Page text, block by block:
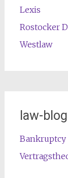
Lexis
Rostocker
Westlaw
law-